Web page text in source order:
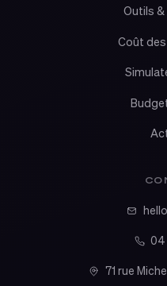
Outils
Coût
04
71 rue